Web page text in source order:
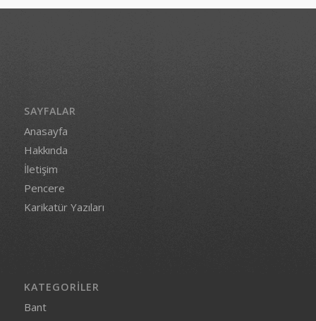
SAYFALAR
Anasayfa
Hakkında
İletişim
Pencere
Karikatür Yazıları
KATEGORILER
Bant